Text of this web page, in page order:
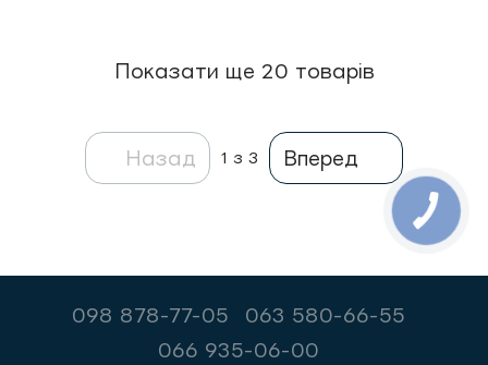
Показати ще 20 товарів
Назад 1 з 3 Вперед
098 878-77-05
063 580-66-55
066 935-06-00